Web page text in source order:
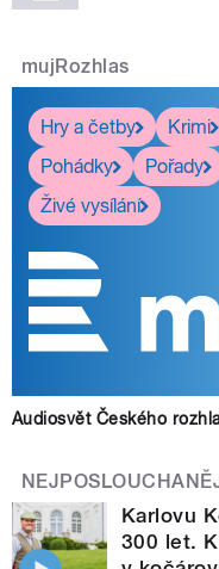
mujRozhlas
Hry a četby
Krimi
Pohádky
Pořady
Živé vysílání
Audiosvět Českého
Karlovu
300 let.